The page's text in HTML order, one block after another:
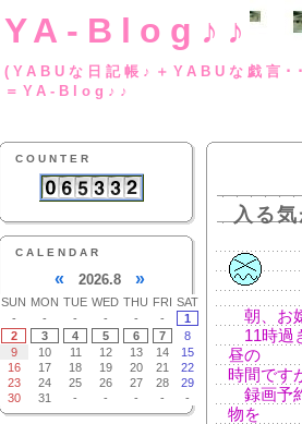
YA-Blog♪♪
(YABUな日記帳♪
＝YA-Blog♪♪
COUNTER
CALENDAR
« 2026.8 »
SUN MON TUE WED THU FRI SAT
-
- - - - -
1
2
3 4 5 6 7
8
9
10 11 12 13 14
15
16
17 18 19 20 21
22
23
24 25 26 27 28
29
30
31 - - - - -
入る
朝、お
11時過
昼の
時間です
録画予
物を